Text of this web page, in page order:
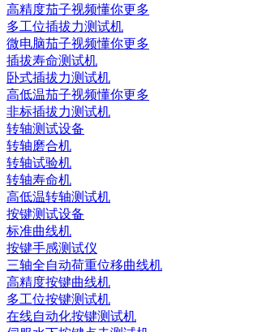
高精度茄子视频懂你更多
多工位插拔力测试机
微电脑茄子视频懂你更多
插拔寿命测试机
卧式插拔力测试机
高低温茄子视频懂你更多
非标插拔力测试机
转轴测试设备
转轴磨合机
转轴试验机
转轴寿命机
高低温转轴测试机
按键测试设备
标准曲线机
按键手感测试仪
三轴全自动荷重位移曲线机
高精度按键曲线机
多工位按键测试机
在线自动化按键测试机